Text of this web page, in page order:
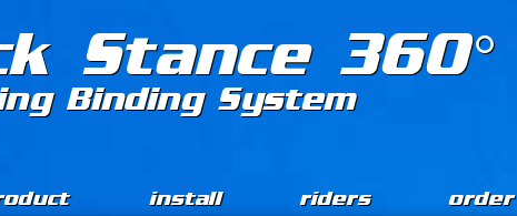
Stance 360°
Binding System
install riders order